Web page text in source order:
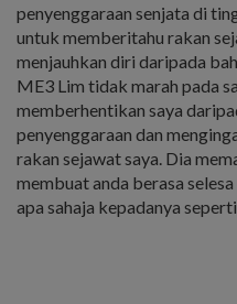
penyenggaraan senjata di
untuk memberitahu rakan
menjauhkan diri daripada
ME3 Lim tidak marah pada
memberhentikan saya
penyenggaraan dan
rakan sejawat saya. Dia
membuat anda berasa
apa sahaja kepadanya